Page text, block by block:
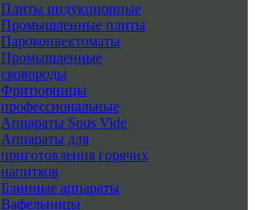
Плиты индукционные
Промышленные плиты
Пароконвектоматы
Промышленные
сковороды
Фритюрницы
профессиональные
Аппараты Sous Vide
Аппараты для
приготовления горячих
напитков
Блинные аппараты
Вафельницы